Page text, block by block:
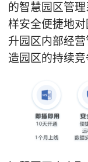
的智慧园区管
样安全便捷地
升园区内部经
造园区的持续竞